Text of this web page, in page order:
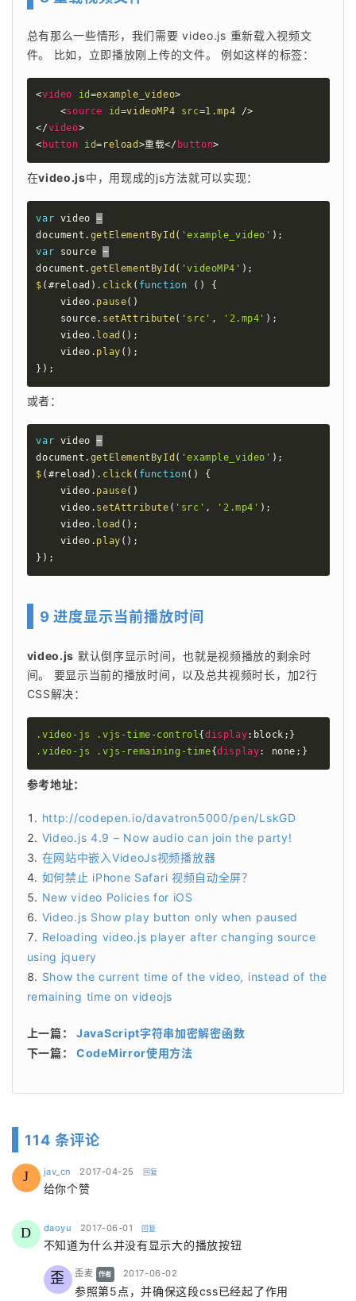
总有那么一些情形，我们需要 video.js 重新载入视频文
件。 比如，立即播放刚上传的文件。 例如这样的标签：
<video id =example_video>
<source id =videoMP4 src=1.mp4
/>
</video>
< button id= reload >重载</ button>
在video.js中，用现成的js方法就可以实现：
var video =
document . getElementById ( 'example_video' ) ;
var source =
document . getElementById ( 'videoMP4' ) ;
$ ( #reload ) . click ( function ( )
{
    video
. pause( )
    source
. setAttribute( 'src' , '2.mp4' ) ;
    video
. load ( ) ;
    video
. play ( ) ;
} ) ;
或者：
var video =
document . getElementById ( 'example_video' ) ;
$ ( #reload ) . click ( function( )
{
    video
. pause( )
    video
. setAttribute ( 'src' , '2.mp4' ) ;
    video
. load ( ) ;
    video
. play ( ) ;
} ) ;
9 进度显示当前播放时间
video.js 默认倒序显示时间，也就是视频播放的剩余时
间。 要显示当前的播放时间，以及总共视频时长，加2行
CSS解决：
.video-js .vjs-time-control{display: block ; }
.video-js .vjs-remaining-time{display: none ; }
参考地址：
http://codepen.io/davatron5000/pen/LskGD
Video.js 4.9 – Now audio can join the party!
在网站中嵌入VideoJs视频播放器
如何禁止 iPhone Safari 视频自动全屏？
New video Policies for iOS
Video.js Show play button only when paused
Reloading video.js player after changing source
using jquery
Show the current time of the video, instead of the
remaining time on videojs
上一篇： JavaScript字符串加密解密函数
下一篇： CodeMirror使用方法
114 条评论
J jav_cn says:
2017-04-25 回复
给你个赞
D daoyu says:
2017-06-01 回复
不知道为什么并没有显示大的播放按钮
歪 歪麦 says:
作者 2017-06-02
参照第5点，并确保这段css已经起了作用